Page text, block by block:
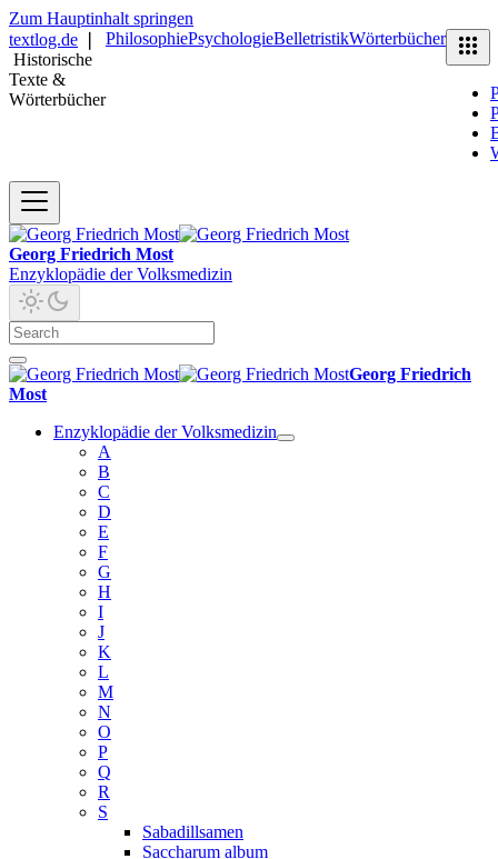
Zum Hauptinhalt springen
textlog.de
Historische
Texte &
Wörterbücher
PhilosophiePsychologieBelletristikWörterbücher
Georg Friedrich Most
Enzyklopädie der Volksmedizin
Georg Friedrich
Most
Enzyklopädie der Volksmedizin
A
B
C
D
E
F
G
H
I
J
K
L
M
N
O
P
Q
R
S
Sabadillsamen
Saccharum album